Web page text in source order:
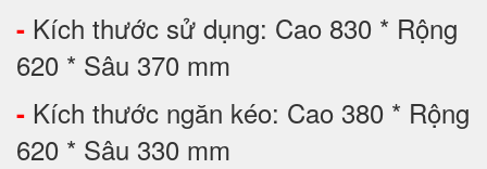
- Kích thước sử dụng: Cao 830 * Rộng
620 * Sâu 370 mm
- Kích thước ngăn kéo: Cao 380 * Rộng
620 * Sâu 330 mm